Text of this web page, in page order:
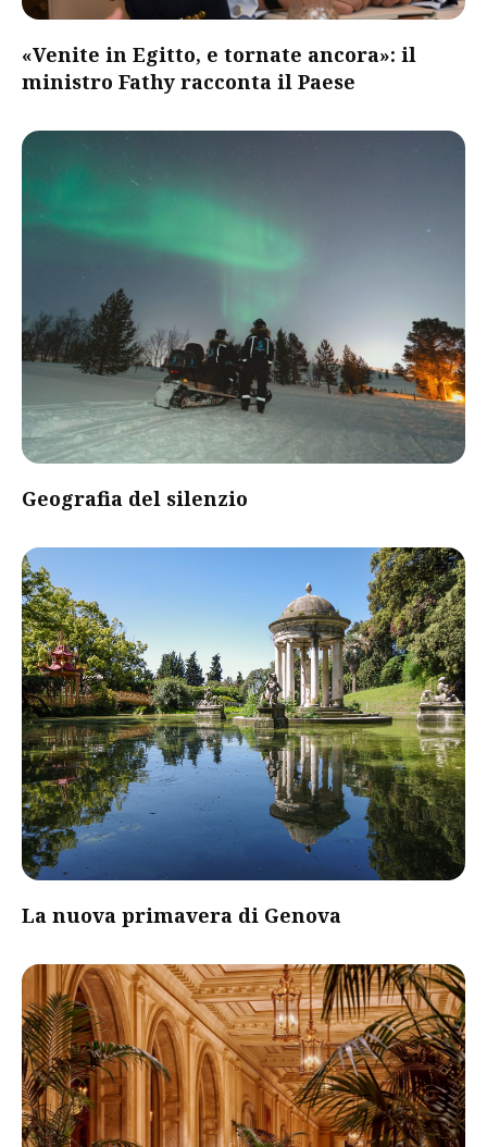
«Venite in Egitto, e tornate ancora»: il
ministro Fathy racconta il Paese
Geografia del silenzio
La nuova primavera di Genova